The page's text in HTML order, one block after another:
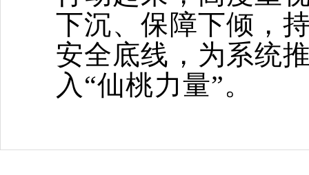
下沉、保障下倾，
安全底线，为系统
入“仙桃力量”。